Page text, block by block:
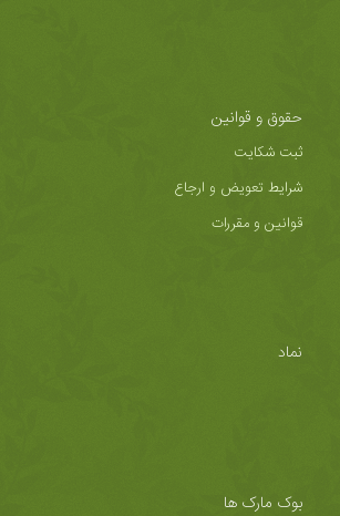
حقوق و قوانین
ثبت شکایت
شرایط تعویض و ارجاع
قوانین و مقررات
نماد
بوک مارک ها